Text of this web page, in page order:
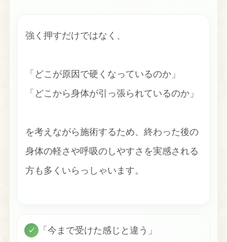
強く押すだけではなく、
「どこが原因で硬くなっているのか」
「どこから身体が引っ張られているのか」
を考えながら施術するため、終わった後の
身体の軽さや呼吸のしやすさを実感される
方も多くいらっしゃいます。
✓ 「今まで受けた感じと違う」